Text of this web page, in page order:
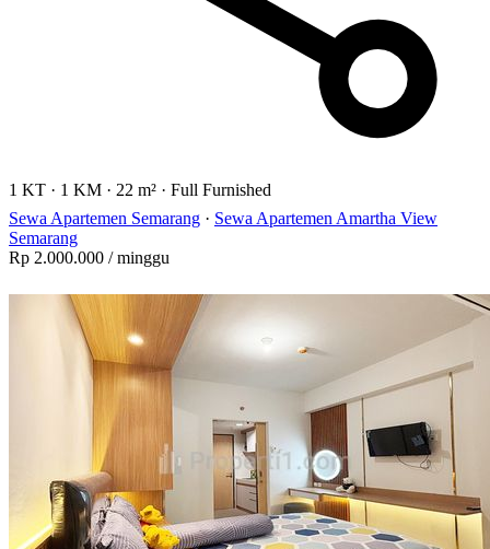
1 KT · 1 KM · 22 m² · Full Furnished
Sewa Apartemen Semarang · Sewa Apartemen Amartha View
Semarang
Rp 2.000.000 / minggu